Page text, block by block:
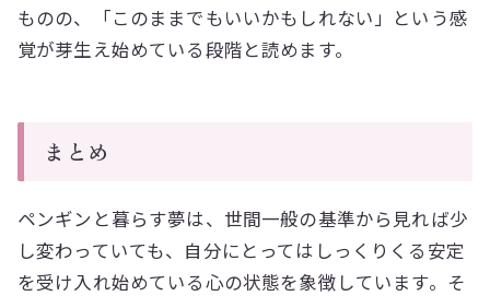
ものの、「このままでもいいかもしれない」という感
覚が芽生え始めている段階と読めます。
まとめ
ペンギンと暮らす夢は、世間一般の基準から見れば少
し変わっていても、自分にとってはしっくりくる安定
を受け入れ始めている心の状態を象徴しています。そ